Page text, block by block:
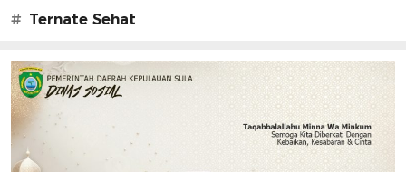
# Ternate Sehat